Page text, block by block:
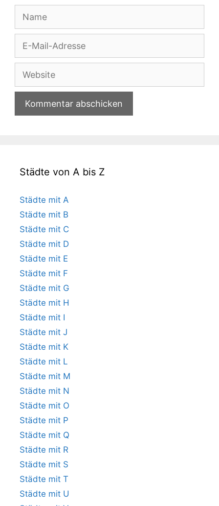
Adresse
Website
Städte von A bis Z
Städte mit A
Städte mit B
Städte mit C
Städte mit D
Städte mit E
Städte mit F
Städte mit G
Städte mit H
Städte mit I
Städte mit J
Städte mit K
Städte mit L
Städte mit M
Städte mit N
Städte mit O
Städte mit P
Städte mit Q
Städte mit R
Städte mit S
Städte mit T
Städte mit U